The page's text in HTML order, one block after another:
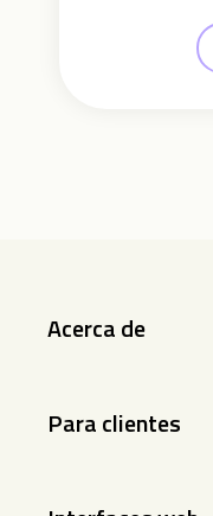
Acerca de
Para clientes